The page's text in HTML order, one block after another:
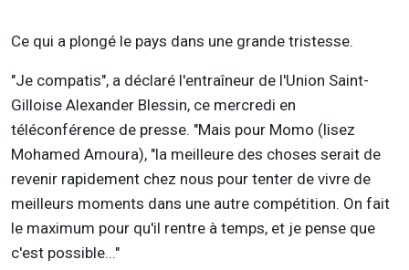
Ce qui a plongé le pays dans une grande tristesse.
"Je compatis", a déclaré l'entraîneur de l'Union Saint-
Gilloise Alexander Blessin, ce mercredi en
téléconférence de presse. "Mais pour Momo (lisez
Mohamed Amoura), "la meilleure des choses serait de
revenir rapidement chez nous pour tenter de vivre de
meilleurs moments dans une autre compétition. On fait
le maximum pour qu'il rentre à temps, et je pense que
c'est possible..."